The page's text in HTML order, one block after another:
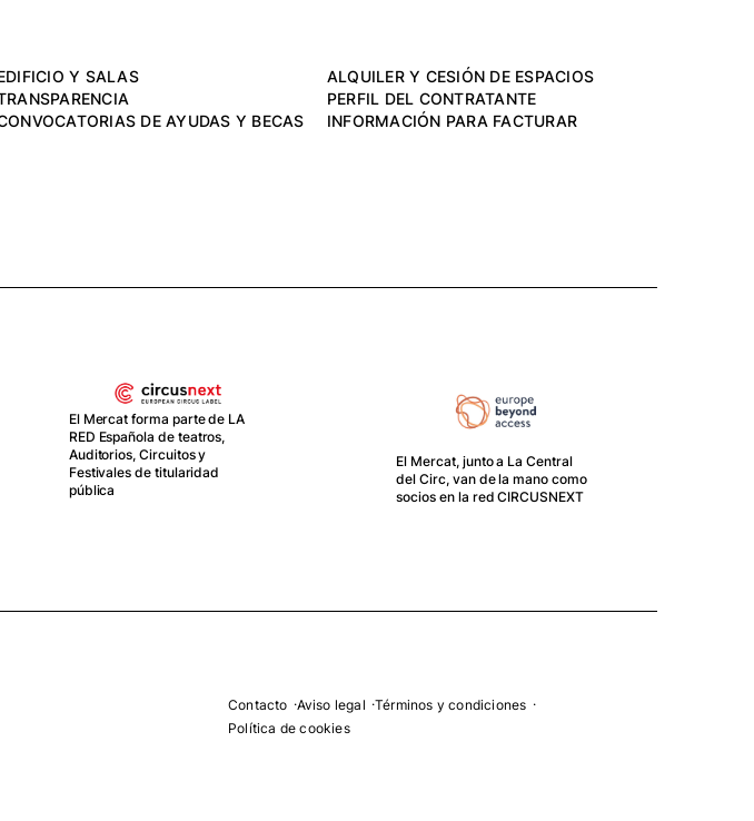
Y SALAS
ALQUILER Y CESIÓN DE ESPACIOS
PERFIL DEL CONTRATANTE
DE AYUDAS Y BECAS INFORMACIÓN PARA FACTURAR
El Mercat forma parte de LA
RED Española de teatros,
Auditorios, Circuitos y
Festivales de titularidad
pública
El Mercat, junto a La Central
del Circ, van de la mano como
socios en la red CIRCUSNEXT
Contacto Aviso legal Términos y condiciones
Política de cookies